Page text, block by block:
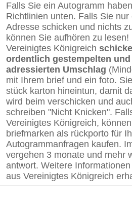
Falls Sie ein Autogramm
Richtlinien unten. Falls Sie
Adresse schicken und nichts
können Sie aufhören zu lesen!
Vereinigtes Königreich
ordentlich gestempelten
adressierten Umschlag
mit Ihrem brief und ein foto.
stück karton hineintun, damit
wird beim verschicken und
schreiben "Nicht Knicken".
Vereinigtes Königreich,
briefmarken als rückporto für
Autogrammanfragen kaufen.
vergehen 3 monate und mehr
antwort. Weitere
aus Vereinigtes Königreich